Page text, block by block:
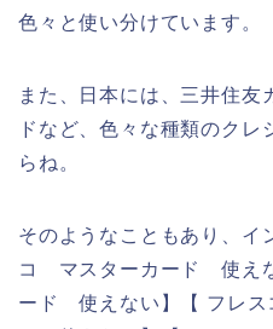
色々と使い分けています。
また、日本には、三井住友
ドなど、色々な種類のクレ
らね。
そのようなこともあり、イ
コ マスターカード 使え
ード 使えない】【 フレ